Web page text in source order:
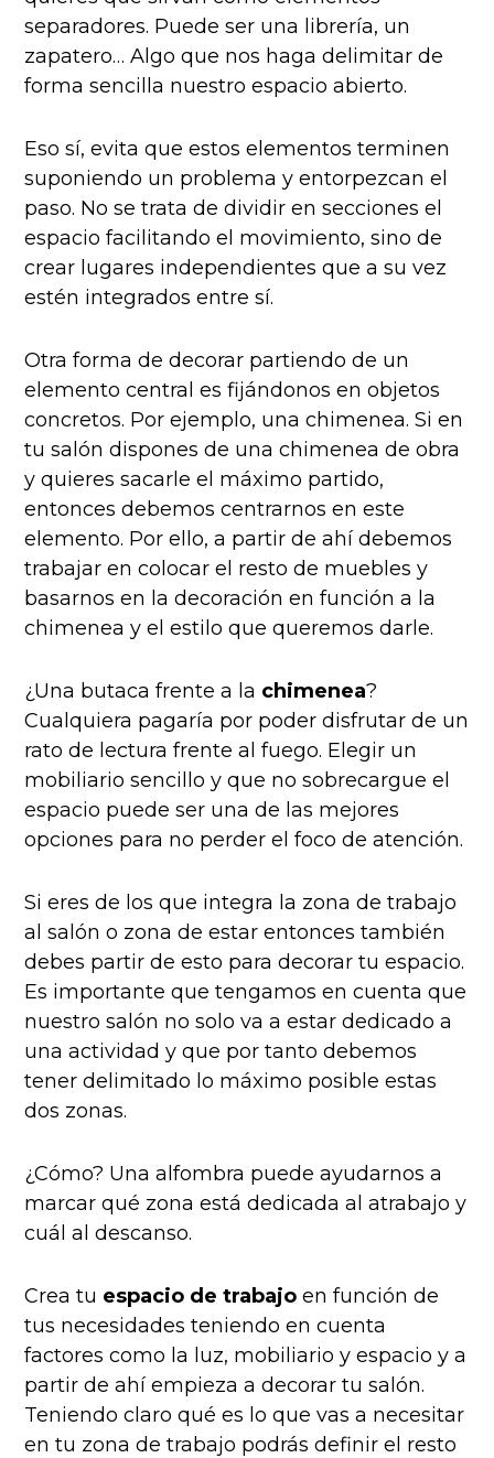
separadores. Puede ser una librería, un
zapatero… Algo que nos haga delimitar de
forma sencilla nuestro espacio abierto.
Eso sí, evita que estos elementos terminen
suponiendo un problema y entorpezcan el
paso. No se trata de dividir en secciones el
espacio facilitando el movimiento, sino de
crear lugares independientes que a su vez
estén integrados entre sí.
Otra forma de decorar partiendo de un
elemento central es fijándonos en objetos
concretos. Por ejemplo, una chimenea. Si en
tu salón dispones de una chimenea de obra
y quieres sacarle el máximo partido,
entonces debemos centrarnos en este
elemento. Por ello, a partir de ahí debemos
trabajar en colocar el resto de muebles y
basarnos en la decoración en función a la
chimenea y el estilo que queremos darle.
¿Una butaca frente a la chimenea?
Cualquiera pagaría por poder disfrutar de un
rato de lectura frente al fuego. Elegir un
mobiliario sencillo y que no sobrecargue el
espacio puede ser una de las mejores
opciones para no perder el foco de atención.
Si eres de los que integra la zona de trabajo
al salón o zona de estar entonces también
debes partir de esto para decorar tu espacio.
Es importante que tengamos en cuenta que
nuestro salón no solo va a estar dedicado a
una actividad y que por tanto debemos
tener delimitado lo máximo posible estas
dos zonas.
¿Cómo? Una alfombra puede ayudarnos a
marcar qué zona está dedicada al atrabajo y
cuál al descanso.
Crea tu espacio de trabajo en función de
tus necesidades teniendo en cuenta
factores como la luz, mobiliario y espacio y a
partir de ahí empieza a decorar tu salón.
Teniendo claro qué es lo que vas a necesitar
en tu zona de trabajo podrás definir el resto